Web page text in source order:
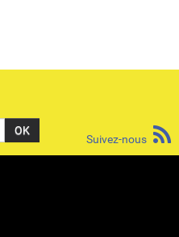
Suivez-nous